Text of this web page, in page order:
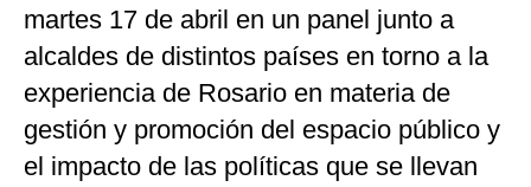
martes 17 de abril en un panel junto a
alcaldes de distintos países en torno a la
experiencia de Rosario en materia de
gestión y promoción del espacio público y
el impacto de las políticas que se llevan